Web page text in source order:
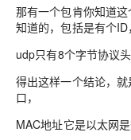
那有一个包肯你知道
知道的，包括是有个
udp只有8个字节协议头
得出这样一个结论，
口，
MAC地址它是以太网